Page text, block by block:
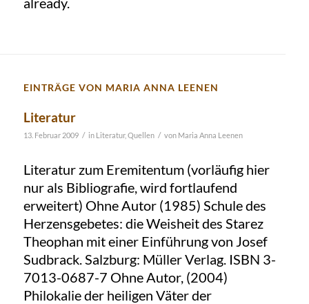
EINTRÄGE VON MARIA ANNA LEENEN
Literatur
13. Februar 2009 / in Literatur, Quellen / von Maria Anna Leenen
Literatur zum Eremitentum (vorläufig hier
nur als Bibliografie, wird fortlaufend
erweitert) Ohne Autor (1985) Schule des
Herzensgebetes: die Weisheit des Starez
Theophan mit einer Einführung von Josef
Sudbrack. Salzburg: Müller Verlag. ISBN 3-
7013-0687-7 Ohne Autor, (2004)
Philokalie der heiligen Väter der